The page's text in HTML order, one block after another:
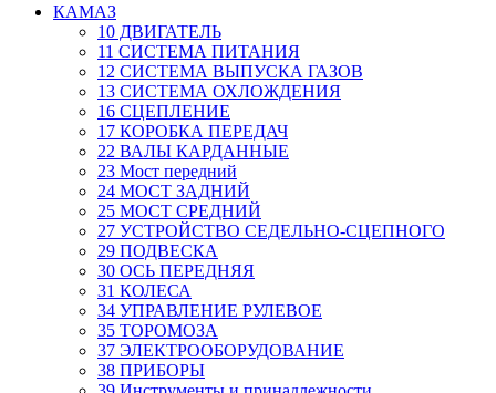
КАМАЗ
10 ДВИГАТЕЛЬ
11 СИСТЕМА ПИТАНИЯ
12 СИСТЕМА ВЫПУСКА ГАЗОВ
13 СИСТЕМА ОХЛОЖДЕНИЯ
16 СЦЕПЛЕНИЕ
17 КОРОБКА ПЕРЕДАЧ
22 ВАЛЫ КАРДАННЫЕ
23 Мост передний
24 МОСТ ЗАДНИЙ
25 МОСТ СРЕДНИЙ
27 УСТРОЙСТВО СЕДЕЛЬНО-СЦЕПНОГО
29 ПОДВЕСКА
30 ОСЬ ПЕРЕДНЯЯ
31 КОЛЕСА
34 УПРАВЛЕНИЕ РУЛЕВОЕ
35 ТОРОМОЗА
37 ЭЛЕКТРООБОРУДОВАНИЕ
38 ПРИБОРЫ